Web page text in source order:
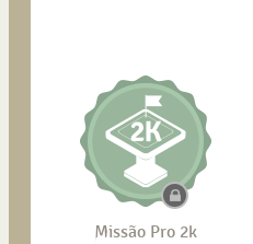
Missão Pro 2k